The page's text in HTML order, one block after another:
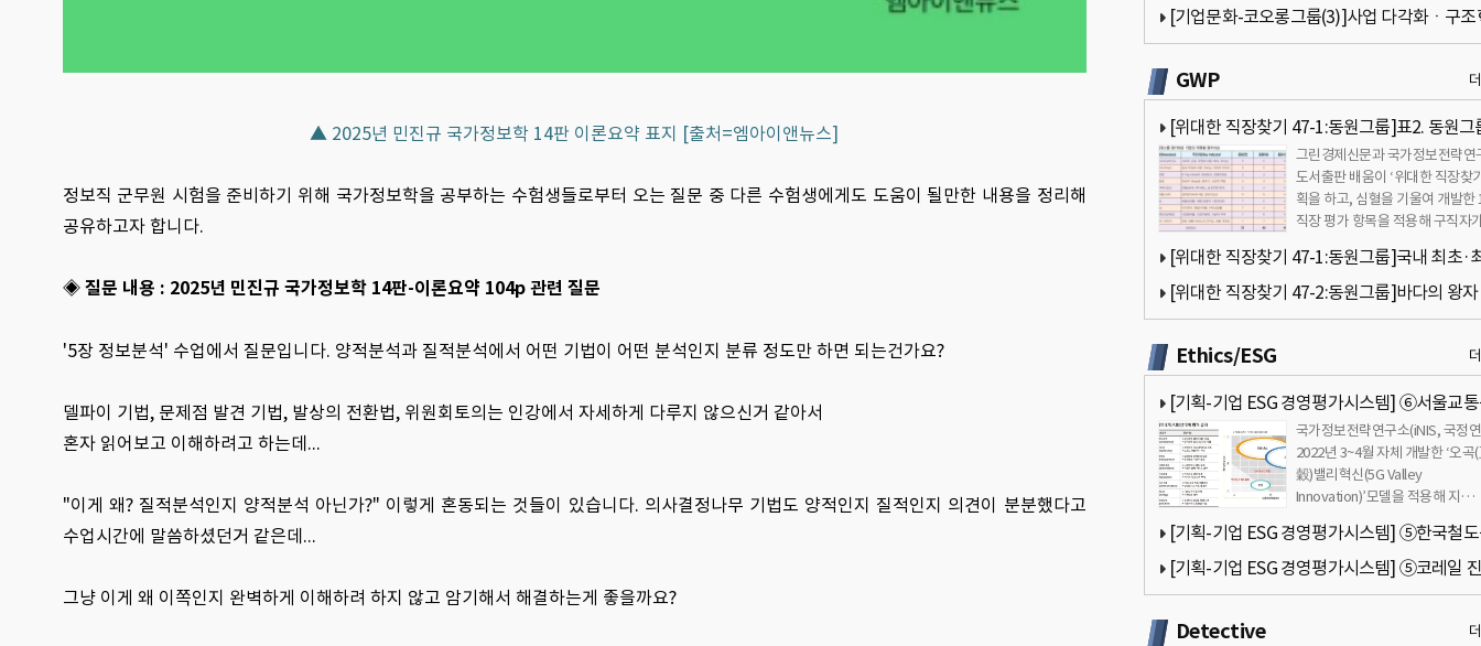
▲ 2025년 민진규 국가정보학 14판 이론요약 표지 [출처=엠아이앤뉴스]
정보직 군무원 시험을 준비하기 위해 국가정보학을 공부하는 수험생들로부터 오는 질문 중 다른 수험생에게도 도움이 될만한 내용을 정리해
공유하고자 합니다.
◈ 질문 내용 : 2025년 민진규 국가정보학 14판-이론요약 104p 관련 질문
'5장 정보분석' 수업에서 질문입니다. 양적분석과 질적분석에서 어떤 기법이 어떤 분석인지 분류 정도만 하면 되는건가요?
델파이 기법, 문제점 발견 기법, 발상의 전환법, 위원회토의는 인강에서 자세하게 다루지 않으신거 같아서
혼자 읽어보고 이해하려고 하는데...
"이게 왜? 질적분석인지 양적분석 아닌가?" 이렇게 혼동되는 것들이 있습니다. 의사결정나무 기법도 양적인지 질적인지 의견이 분분했다고
수업시간에 말씀하셨던거 같은데...
그냥 이게 왜 이쪽인지 완벽하게 이해하려 하지 않고 암기해서 해결하는게 좋을까요?
과따라 그룹 미래 달려[국가정보전략연구소]
[기업문화-코오롱그룹(3)]사업 다각화ㆍ구조
GWP
[위대한 직장찾기 47-1:동원그룹]표2. 동원그
가대상 기업의 차원별 점수비교[국가정보전략
소]
그린경제신문과 국가정보전략연
도서출판 배움이 ‘위대한 직장찾
획을 하고, 심혈을 기울여 개발한
직장 평가 항목을 적용해 구직자
[위대한 직장찾기 47-1:동원그룹]국내 최초·
의 원양어업기업[국가정보전략연구소]
[위대한 직장찾기 47-2:동원그룹]바다의 왕
소]Ethics/ESG
[기획-기업 ESG 경영평가시스템] ⑥서울교
진단(팔기생태계 모델 적용)국가정보전략연구소(iNIS, 국정
2022년 3~4월 자체 개발한 ‘오곡
穀)밸리혁신(5G Valley
Innovation)’모델을 적용해 지…
[기획-기업 ESG 경영평가시스템] ⑤한국철
(코레일) 진단(팔기생태계 모델 적용)
[기획-기업 ESG 경영평가시스템] ⑤코레일
Detective